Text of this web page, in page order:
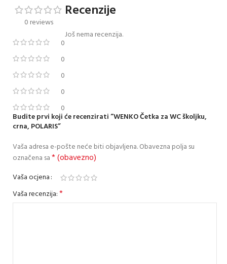
0 reviews
0
0
0
0
0
Recenzije
Još nema recenzija.
Budite prvi koji će recenzirati “WENKO Četka za WC školjku,
crna, POLARIS”
Vaša adresa e-pošte neće biti objavljena.Obavezna polja su
označena sa* (obavezno)
Vaša ocjena
Vaša recenzija:*